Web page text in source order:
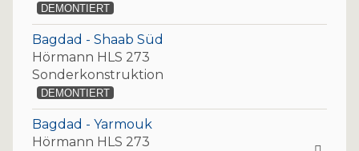
DEMONTIERT
Bagdad - Shaab Süd
Hörmann HLS 273
Sonderkonstruktion
DEMONTIERT
Bagdad - Yarmouk
Hörmann HLS 273